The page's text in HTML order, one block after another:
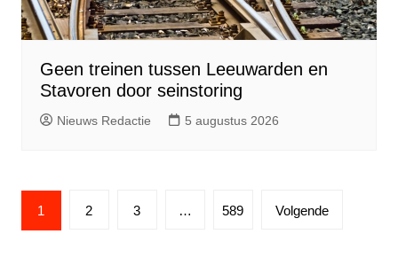
Geen treinen tussen Leeuwarden en
Stavoren door seinstoring
Nieuws Redactie 5 augustus 2026
Berichten
paginering
1 2 3 … 589 Volgende